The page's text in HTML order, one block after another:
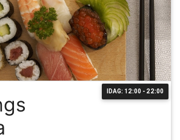
IDAG: 12:00 - 22:00